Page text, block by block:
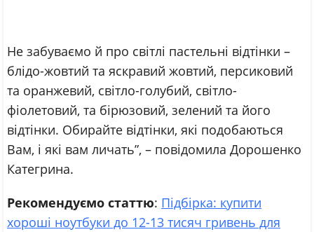
Не забуваємо й про світлі пастельні відтінки –
блідо-жовтий та яскравий жовтий, персиковий
та оранжевий, світло-голубий, світло-
фіолетовий, та бірюзовий, зелений та його
відтінки. Обирайте відтінки, які подобаються
Вам, і які вам личать”, – повідомила Дорошенко
Категрина.
Рекомендуємо статтю: Підбірка: купити
хороші ноутбуки до 12-13 тисяч гривень для